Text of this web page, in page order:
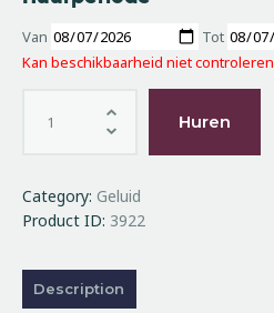
Van
Tot
Kan beschikbaarheid niet controleren
Huren
Category: Geluid
Product ID: 3922
Description